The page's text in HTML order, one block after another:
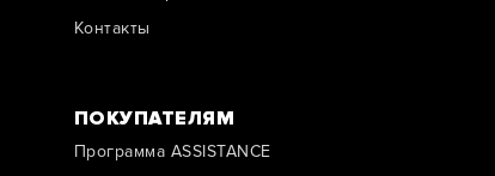
Контакты
ПОКУПАТЕЛЯМ
Программа ASSISTANCE